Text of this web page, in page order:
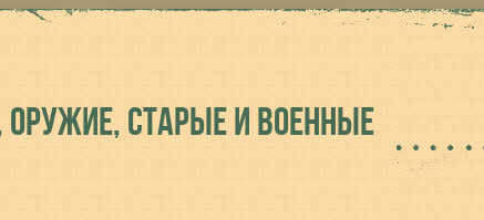
ОРУЖИЕ, СТАРЫЕ И ВОЕННЫЕ